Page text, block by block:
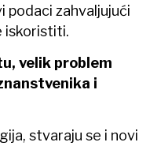
podaci zahvaljujući
iskoristiti.
velik problem
i
stvaraju se i novi